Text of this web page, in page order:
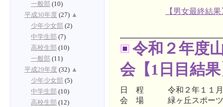
【男女最終結果
令和２年度
会【1日目結
日 程 令和２年１１月
会 場 緑ヶ丘スポーツ
一般部 (10)
平成30年度 (27) ▲
少年少女部 (2)
中学生部 (7)
高校生部 (10)
一般部 (11)
平成29年度 (32) ▲
少年少女部 (5)
中学生部 (10)
高校生部 (12)